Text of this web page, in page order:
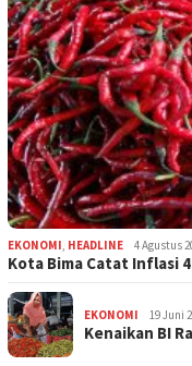
EKONOMI HEADLINE 4 Agustus
Kota Bima Catat Inflasi
EKONOMI 19 Juni
Kenaikan BI